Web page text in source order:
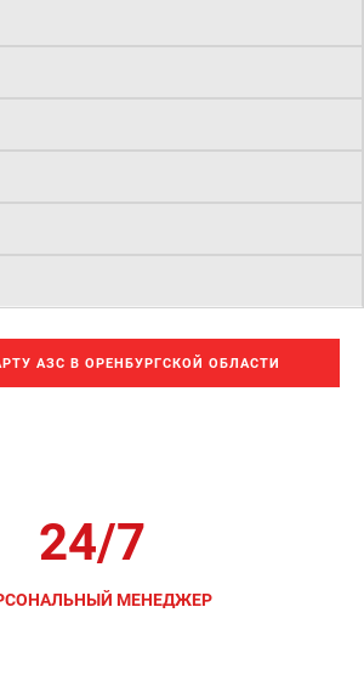
АЗС В ОРЕНБУРГСКОЙ ОБЛАСТИ
24/7
МЕНЕДЖЕР